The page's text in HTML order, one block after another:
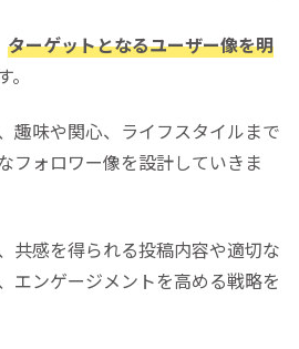
ターゲットとなるユーザー像を明
。
趣味や関心、ライフスタイルまで
フォロワー像を設計していきま
共感を得られる投稿内容や適切な
エンゲージメントを高める戦略を